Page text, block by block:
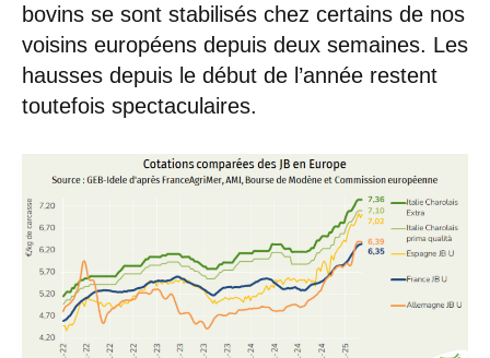
bovins se sont stabilisés chez certains de nos
voisins européens depuis deux semaines. Les
hausses depuis le début de l’année restent
toutefois spectaculaires.